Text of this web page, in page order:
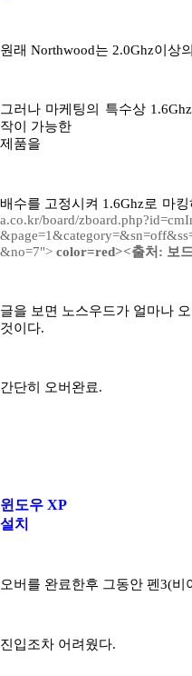
원래 Northwood는 2.0Ghz이상
그러나 마케팅의 특수상
작이 가능한
제품을
배수를 고정시켜 1.6Ghz로 마
a.co.kr/board/
&no=7"> color=red><출처: 보
글을 보면 노스우드가 얼마나
것이다.
간단히 오버완료.
윈도우 XP
설치
오버를 완료한후 그동안 펜3(
진입조차 어려웠다.